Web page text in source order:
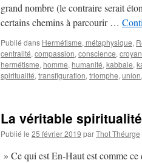
grand nombre (le contraire serait
certains chemins à parcourir …
Publié dans Hermétisme, métaphysique,
centralité, compassion, conscience,
hermétisme, homme, humanité, kabbale,
spiritualité, transfiguration, triomphe, union,
La véritable
Publié le 25 février 2019 parThot Théurge
» Ce qui est En-Haut est comme